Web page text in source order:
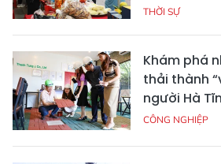
THỜI SỰ
Khám phá
thải thành
người Hà
CÔNG NGHIỆP